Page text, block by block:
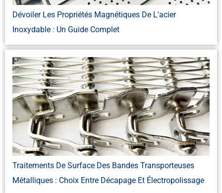
Dévoiler Les Propriétés Magnétiques De L'acier
Inoxydable : Un Guide Complet
Traitements De Surface Des Bandes Transporteuses
Métalliques : Choix Entre Décapage Et Électropolissage